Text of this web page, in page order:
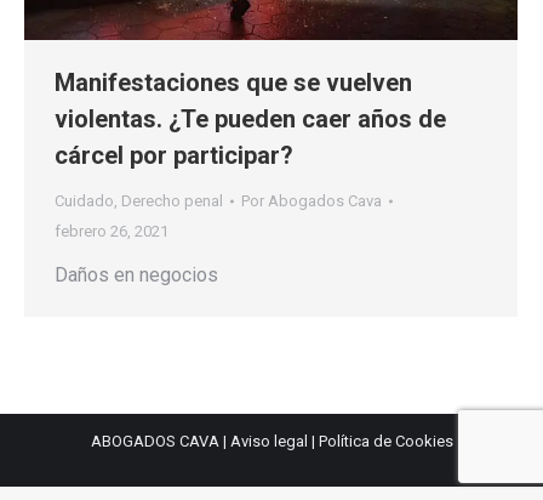
Manifestaciones que se vuelven
violentas. ¿Te pueden caer años de
cárcel por participar?
Cuidado, Derecho penal Por Abogados Cava
febrero 26, 2021
Daños en negocios
ABOGADOS CAVA | Aviso legal | Política de Cookies